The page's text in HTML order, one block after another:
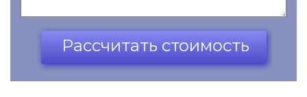
Рассчитать стоимость
Ваш телефон*